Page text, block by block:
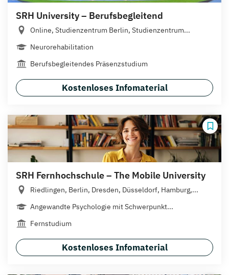
SRH University – Berufsbegleitend
Online, Studienzentrum Berlin, Studienzentrum...
Neurorehabilitation
Berufsbegleitendes Präsenzstudium
Kostenloses Infomaterial
SRH Fernhochschule – The Mobile University
Riedlingen, Berlin, Dresden, Düsseldorf, Hamburg,...
Angewandte Psychologie mit Schwerpunkt...
Fernstudium
Kostenloses Infomaterial